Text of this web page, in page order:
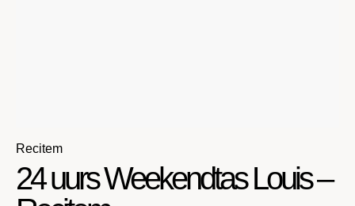
Recitem
24 uurs Weekendtas Louis –